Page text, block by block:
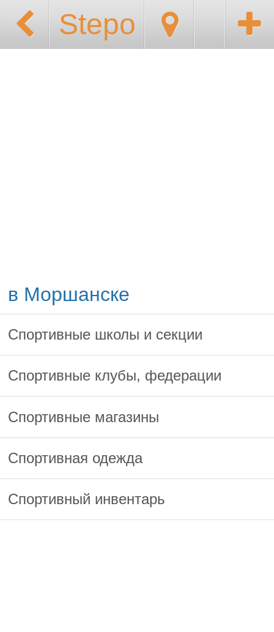
Stepo
в Моршанске
Спортивные школы и секции
Спортивные клубы, федерации
Спортивные магазины
Спортивная одежда
Спортивный инвентарь